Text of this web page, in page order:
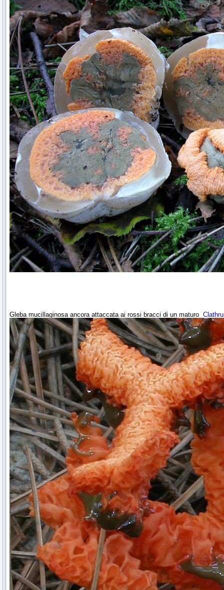
Gleba mucillaginosa ancora attaccata ai rossi bracci di un maturo